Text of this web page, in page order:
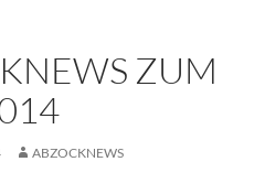
ZUM
ABZOCKNEWS